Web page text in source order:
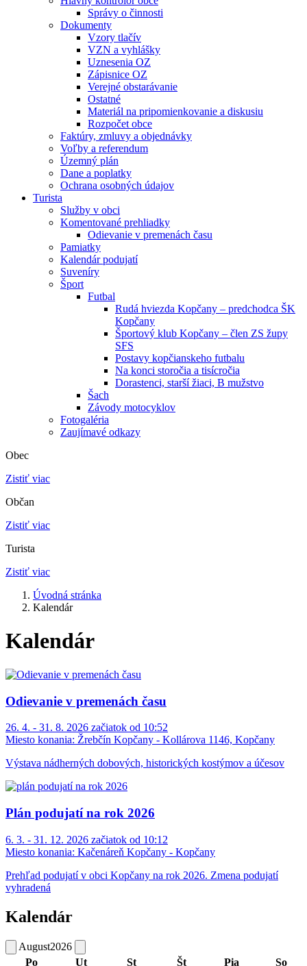
Správy o činnosti
Dokumenty
Vzory tlačív
VZN a vyhlášky
Uznesenia OZ
Zápisnice OZ
Verejné obstarávanie
Ostatné
Materiál na pripomienkovanie a diskusiu
Rozpočet obce
Faktúry, zmluvy a objednávky
Voľby a referendum
Územný plán
Dane a poplatky
Ochrana osobných údajov
Turista
Služby v obci
Komentované prehliadky
Odievanie v premenách času
Pamiatky
Kalendár podujatí
Suveníry
Šport
Futbal
Rudá hviezda Kopčany – predchodca ŠK
Kopčany
Športový klub Kopčany – člen ZS župy
SFS
Postavy kopčianskeho futbalu
Na konci storočia a tisícročia
Dorastenci, starší žiaci, B mužstvo
Šach
Závody motocyklov
Fotogaléria
Zaujímavé odkazy
Obec
Zistiť viac
Občan
Zistiť viac
Turista
Zistiť viac
Úvodná stránka
Kalendár
Kalendár
Odievanie v premenách času
26. 4. - 31. 8. 2026 začiatok od 10:52
Miesto konania: Žrebčín Kopčany - Kollárova 1146, Kopčany
Výstava nádherných dobových, historických kostýmov a účesov
Plán podujatí na rok 2026
6. 3. - 31. 12. 2026 začiatok od 10:12
Miesto konania: Kačenáreň Kopčany - Kopčany
Prehľad podujatí v obci Kopčany na rok 2026. Zmena podujatí
vyhradená
Kalendár
August2026
Po
Ut St Št Pia
So